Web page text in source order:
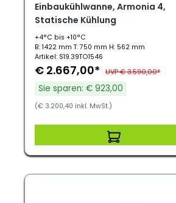
Einbaukühlwanne, Armonia 4,
Statische Kühlung
+4°C bis +10°C
B: 1422 mm T: 750 mm H: 562 mm
Artikel: S19.39TO1546
€ 2.667,00* UVP € 3.590,00*
Sie sparen: € 923,00
(€ 3.200,40 inkl. MwSt.)